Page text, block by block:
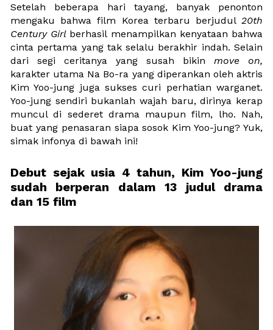
Setelah beberapa hari tayang, banyak penonton
mengaku bahwa film Korea terbaru berjudul 20th
Century Girl berhasil menampilkan kenyataan bahwa
cinta pertama yang tak selalu berakhir indah. Selain
dari segi ceritanya yang susah bikin
karakter utama Na Bo-ra yang diperankan oleh aktris
Kim Yoo-jung juga sukses curi perhatian warganet.
Yoo-jung sendiri bukanlah wajah baru, dirinya kerap
muncul di sederet drama maupun film, lho. Nah,
buat yang penasaran siapa sosok Kim Yoo-jung? Yuk,
simak infonya di bawah ini!
Debut sejak usia 4 tahun, Kim Yoo-jung
sudah berperan dalam 13 judul drama
dan 15 film